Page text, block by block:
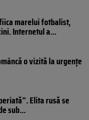
marelui fotbalist,
Internetul a...
o vizită la urgențe
Elita rusă se
sub...